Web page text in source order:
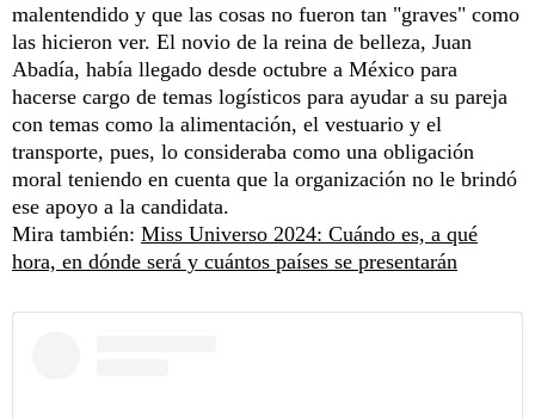
malentendido y que las cosas no fueron tan "graves" como
las hicieron ver. El novio de la reina de belleza, Juan
Abadía, había llegado desde octubre a México para
hacerse cargo de temas logísticos para ayudar a su pareja
con temas como la alimentación, el vestuario y el
transporte, pues, lo consideraba como una obligación
moral teniendo en cuenta que la organización no le brindó
ese apoyo a la candidata.
Mira también: Miss Universo 2024: Cuándo es, a qué
hora, en dónde será y cuántos países se presentarán